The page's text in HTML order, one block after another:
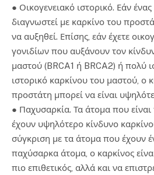
● Οικογενειακό ιστορικό. Εάν
διαγνωστεί με καρκίνο του
να αυξηθεί. Επίσης, εάν έχετε
γονιδίων που αυξάνουν τον
μαστού (BRCA1 ή BRCA2) ή πολύ
ιστορικό καρκίνου του μαστού, ο
προστάτη μπορεί να είναι
● Παχυσαρκία. Τα άτομα που
έχουν υψηλότερο κίνδυνο
σύγκριση με τα άτομα που έχουν
παχύσαρκα άτομα, ο καρκίνος
πιο επιθετικός, αλλά και να